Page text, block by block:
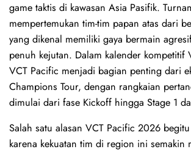
game taktis di kawasan Asia Pasifik.
mempertemukan tim-tim papan atas dari
yang dikenal memiliki gaya bermain
penuh kejutan. Dalam kalender kompetitif
VCT Pacific menjadi bagian penting dari
Champions Tour, dengan rangkaian
dimulai dari fase Kickoff hingga Stage 1
Salah satu alasan VCT Pacific 2026
karena kekuatan tim di region ini semakin